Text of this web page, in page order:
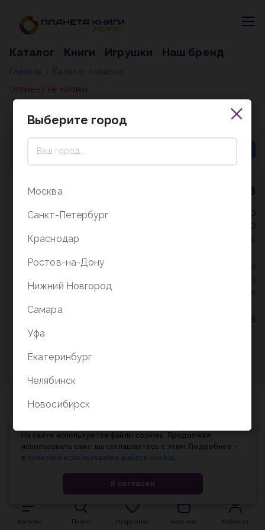
Каталог Книги Игрушки Наш бренд
Главная
Элемент не найден
8 (800) 5000-338
Режим работы - 9:30-20:00
в выходные и праздники - 10:00-19:00
без перерыва и выходных.
Политика конфиденциальности
СОГЛАСИЕ на
Соглашение об
использовании cookie-файлов
© Планета книги, 1998-2026
Каталог Поиск Избранное Корзина Кабинет
На сайте используются файлы cookies. Продолжая
использовать сайт, вы соглашаетесь с этим. Подробнее –
в политике использования файлов cookie.
Я согласен
Выберите город
Москва
Санкт-Петербург
Краснодар
Ростов-на-Дону
Нижний Новгород
Самара
Уфа
Екатеринбург
Челябинск
Новосибирск